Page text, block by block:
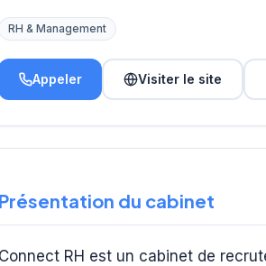
RH & Management
Appeler Visiter le site
Présentation du cabinet
Connect RH est un cabinet de